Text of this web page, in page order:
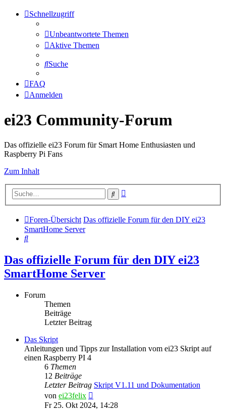
Schnellzugriff
Unbeantwortete Themen
Aktive Themen
Suche
FAQ
Anmelden
ei23 Community-Forum
Das offizielle ei23 Forum für Smart Home Enthusiasten und
Raspberry Pi Fans
Zum Inhalt
Suche
Foren-Übersicht Das offizielle Forum für den DIY ei23
SmartHome Server
Suche
Das offizielle Forum für den DIY ei23
SmartHome Server
Forum
Themen
Beiträge
Letzter Beitrag
Das Skript
Anleitungen und Tipps zur Installation vom ei23 Skript auf
einen Raspberry PI 4
6 Themen
12 Beiträge
Letzter Beitrag Skript V1.11 und Dokumentation
von ei23felix
Beitrag
Fr 25. Okt 2024, 14:28